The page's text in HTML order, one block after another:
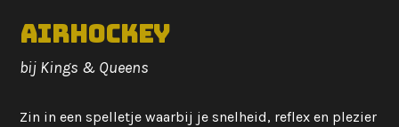
Airhockey
bij Kings & Queens
Zin in een spelletje waarbij je snelheid, reflex en plezier